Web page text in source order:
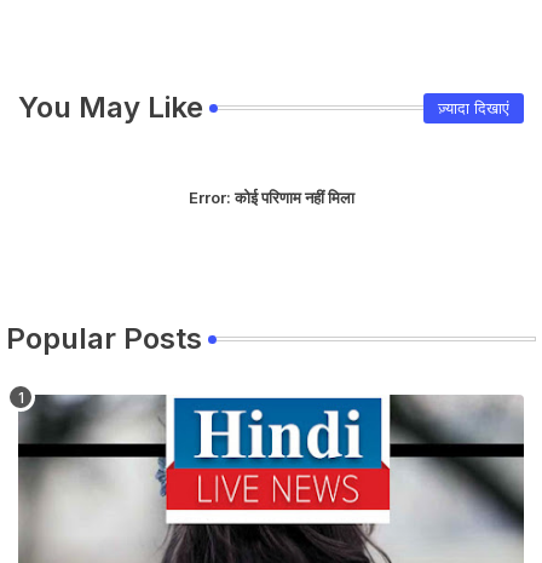
You May Like ज़्यादा दिखाएं
Error:कोई परिणाम नहीं मिला
Popular Posts